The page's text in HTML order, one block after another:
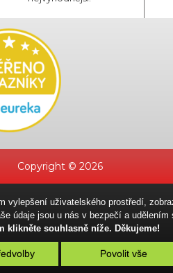
Copyright © 2026
uživatelského prostředí,
údaje jsou u nás v bezpečí a udělením
klikněte souhlasně níže. Děkujeme!
Povolit vše